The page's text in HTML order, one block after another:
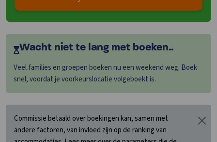
Wacht niet te lang met boeken..
Veel families en groepen boeken nu een weekend weg. Boek
snel, voordat je voorkeurslocatie volgeboekt is.
Commissie betaald over boekingen kan, samen met
andere factoren, van invloed zijn op de ranking van